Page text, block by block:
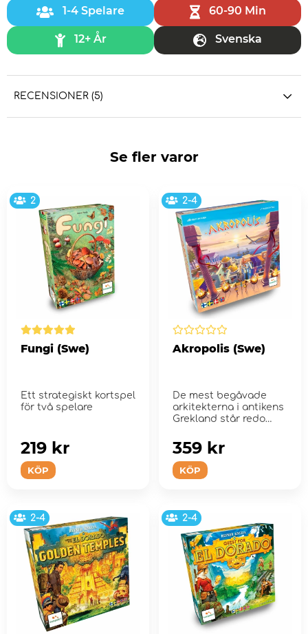
1-4 Spelare 60-90 Min
12+ År Svenska
RECENSIONER (5)
Se fler varor
2
Fungi (Swe)
Ett strategiskt kortspel
för två spelare
KÖP
219 kr
2-4
Akropolis (Swe)
De mest begåvade
arkitekterna i antikens
Grekland står redo
KÖP
359 kr
2-4 2-4